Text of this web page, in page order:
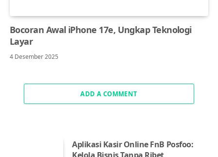
Bocoran Awal iPhone 17e, Ungkap Teknologi
Layar
4 Desember 2025
ADD A COMMENT
Aplikasi Kasir Online FnB Posfoo: